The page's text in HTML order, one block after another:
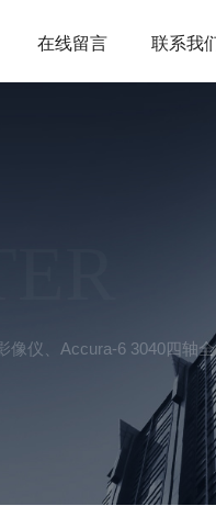
在线留言 联系我
像仪、Accura-6 3040四轴